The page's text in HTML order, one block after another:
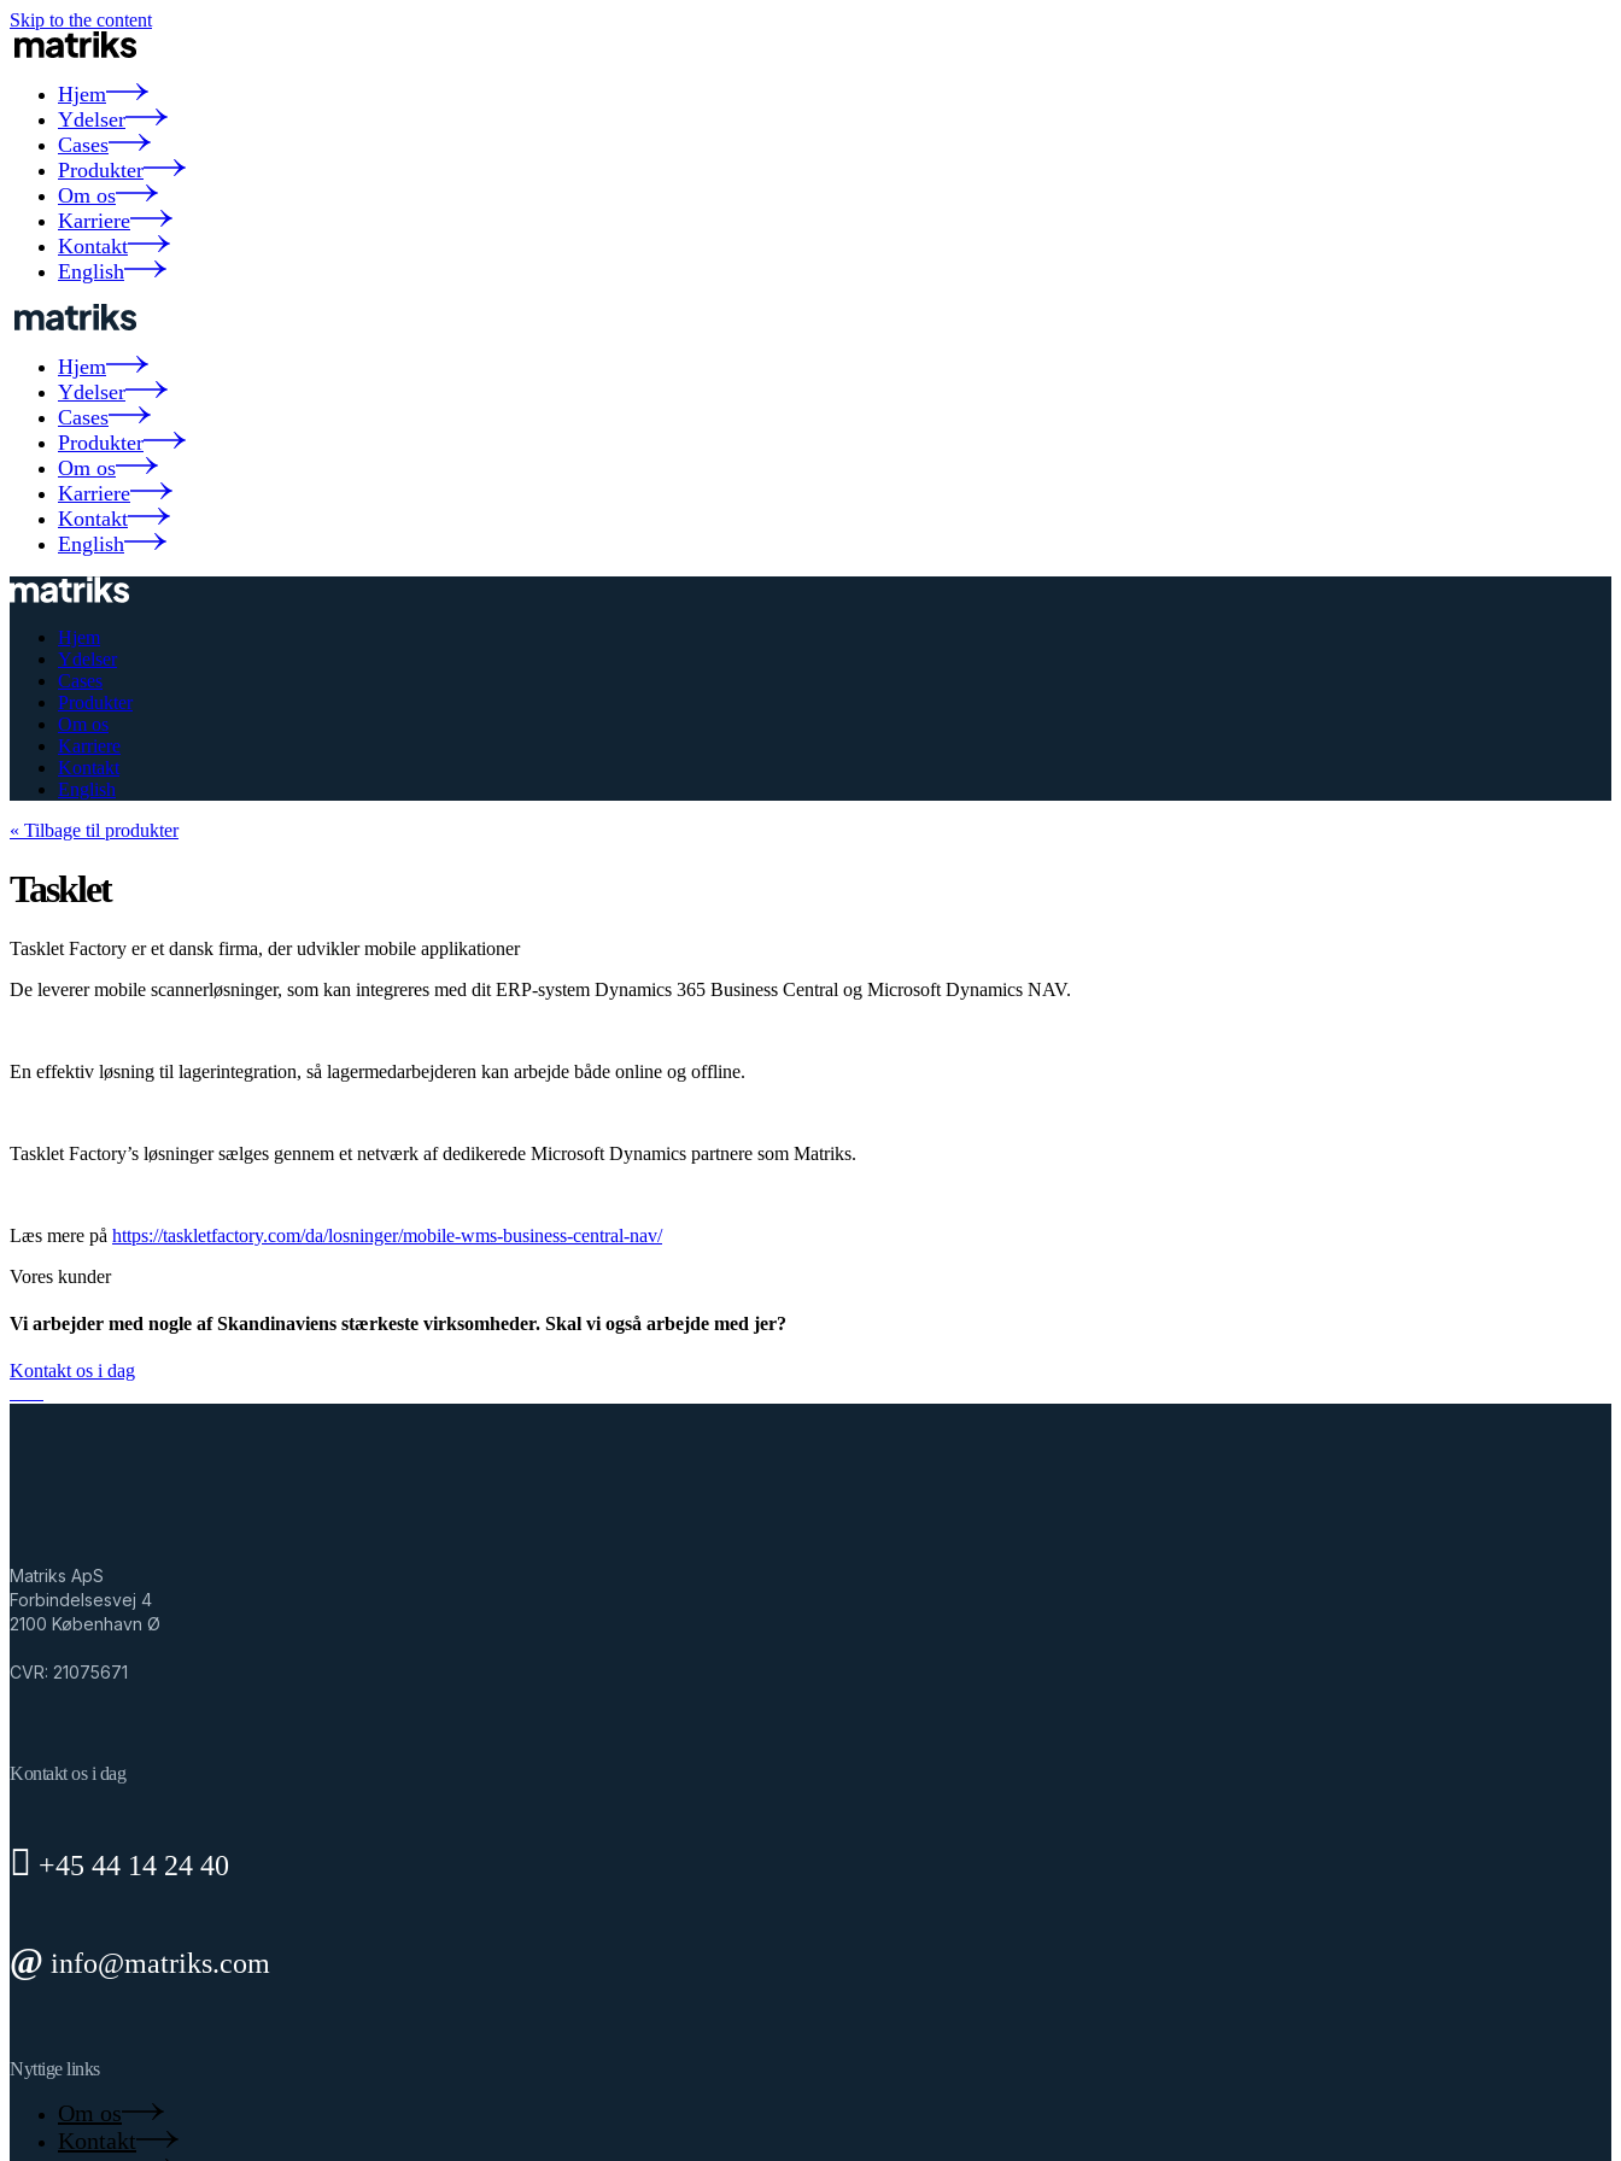
Skip to the content
Hjem
Ydelser
Cases
Produkter
Om os
Karriere
Kontakt
English
Hjem
Ydelser
Cases
Produkter
Om os
Karriere
Kontakt
English
Hjem
Ydelser
Cases
Produkter
Om os
Karriere
Kontakt
English
« Tilbage til produkter
Tasklet
Tasklet Factory er et dansk firma, der udvikler mobile applikationer
De leverer mobile scannerløsninger, som kan integreres med dit ERP-system Dynamics 365 Business Central og Microsoft Dynamics NAV.
En effektiv løsning til lagerintegration, så lagermedarbejderen kan arbejde både online og offline.
Tasklet Factory’s løsninger sælges gennem et netværk af dedikerede Microsoft Dynamics partnere som Matriks.
Læs mere på https://taskletfactory.com/da/losninger/mobile-wms-business-central-nav/
Vores kunder
Vi arbejder med nogle af Skandinaviens stærkeste virksomheder. Skal vi også arbejde med jer?
Kontakt os i dag
Matriks ApS
Forbindelsesvej 4
2100 København Ø
CVR: 21075671
Kontakt os i dag
+45 44 14 24 40
info@matriks.com
Nyttige links
Om os
Kontakt